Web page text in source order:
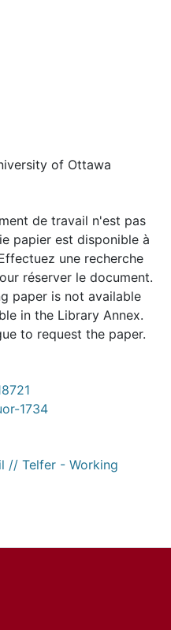
of Ottawa
de travail n'est pas
papier est disponible à
une recherche
réserver le document.
paper is not available
in the Library Annex.
to request the paper.
1734
// Telfer - Working